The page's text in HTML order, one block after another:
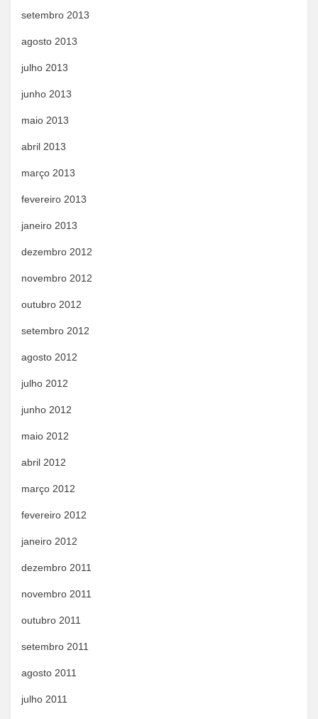
setembro 2013
agosto 2013
julho 2013
junho 2013
maio 2013
abril 2013
março 2013
fevereiro 2013
janeiro 2013
dezembro 2012
novembro 2012
outubro 2012
setembro 2012
agosto 2012
julho 2012
junho 2012
maio 2012
abril 2012
março 2012
fevereiro 2012
janeiro 2012
dezembro 2011
novembro 2011
outubro 2011
setembro 2011
agosto 2011
julho 2011